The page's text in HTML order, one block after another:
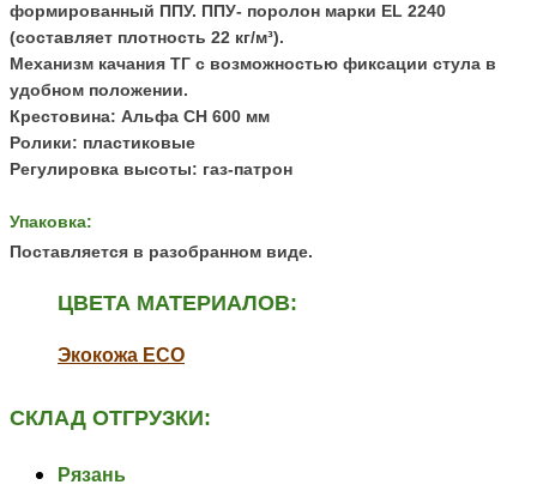
формированный ППУ. ППУ- поролон марки EL 2240
(составляет плотность 22 кг/м³).
Механизм качания ТГ с возможностью фиксации стула в
удобном положении.
Крестовина: Альфа CH 600 мм
Ролики: пластиковые
Регулировка высоты: газ-патрон
Упаковка:
Поставляется в разобранном виде.
ЦВЕТА МАТЕРИАЛОВ:
Экокожа ECO
СКЛАД ОТГРУЗКИ:
Рязань